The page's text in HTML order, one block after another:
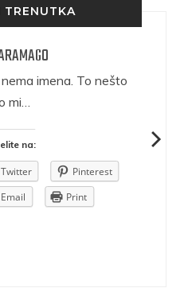
TRENUTKA
imena. To nešto
mi…
na:
Twitter
Pinterest
Email Print